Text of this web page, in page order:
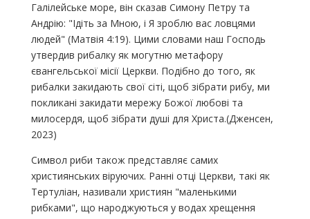
Галілейське море, він сказав Симону Петру та
Андрію: "Ідіть за Мною, і Я зроблю вас ловцями
людей" (Матвія 4:19). Цими словами наш Господь
утвердив рибалку як могутню метафору
євангельської місії Церкви. Подібно до того, як
рибалки закидають свої сіті, щоб зібрати рибу, ми
покликані закидати мережу Божої любові та
милосердя, щоб зібрати душі для Христа.(Дженсен,
2023)
Символ риби також представляє самих
християнських віруючих. Ранні отці Церкви, такі як
Тертуліан, називали християн "маленькими
рибками", що народжуються у водах хрещення